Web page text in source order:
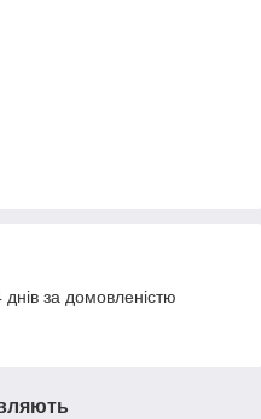
за домовленістю